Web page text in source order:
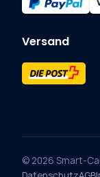
Versand
© 2026 Smart-